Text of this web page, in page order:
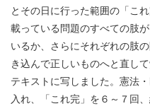
とその日に行った範囲の「こ
載っている問題のすべての肢
いるか、さらにそれぞれの肢
き込んで正しいものへと直し
テキストに写しました。憲法
入れ、「これ完」を６～７回